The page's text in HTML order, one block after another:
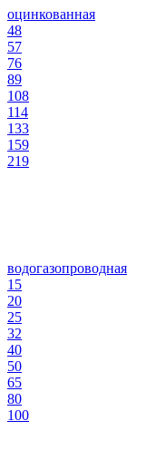
оцинкованная
48
57
76
89
108
114
133
159
219
водогазопроводная
15
20
25
32
40
50
65
80
100